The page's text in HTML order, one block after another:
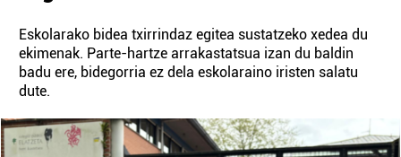
Eskolarako bidea txirrindaz egitea sustatzeko xedea du
ekimenak. Parte-hartze arrakastatsua izan du baldin
badu ere, bidegorria ez dela eskolaraino iristen salatu
dute.